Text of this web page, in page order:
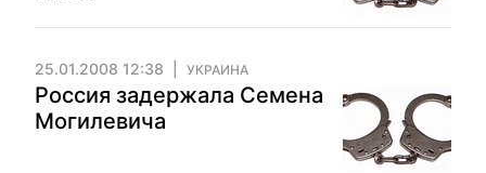
25.01.2008 12:38 УКРАИНА
Россия задержала Семена
Могилевича